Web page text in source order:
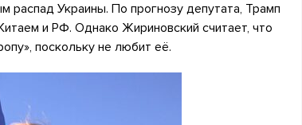
распад Украины. По прогнозу депутата, Трамп
и РФ. Однако Жириновский считает, что
поскольку не любит её.